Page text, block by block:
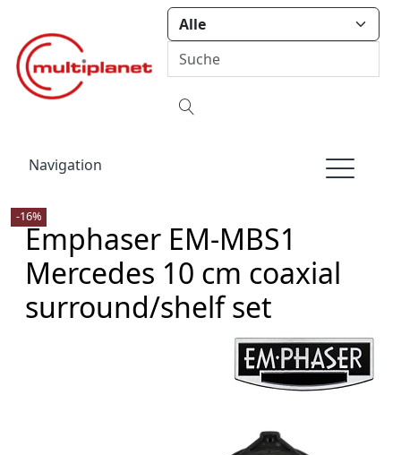
Navigation
Emphaser EM-MBS1
Mercedes 10 cm coaxial
surround/shelf set
-16%